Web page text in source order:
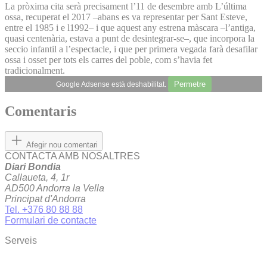
La pròxima cita serà precisament l’11 de desembre amb L’última
ossa, recuperat el 2017 –abans es va representar per Sant Esteve,
entre el 1985 i e l1992– i que aquest any estrena màscara –l’antiga,
quasi centenària, estava a punt de desintegrar-se–, que incorpora la
seccio infantil a l’espectacle, i que per primera vegada farà desafilar
ossa i osset per tots els carres del poble, com s’havia fet
tradicionalment.
Google Adsense està deshabilitat. Permetre
Comentaris
Afegir nou comentari
CONTACTA AMB NOSALTRES
Diari Bondia
Callaueta, 4, 1r
AD500 Andorra la Vella
Principat d'Andorra
Tel. +376 80 88 88
Formulari de contacte
Serveis